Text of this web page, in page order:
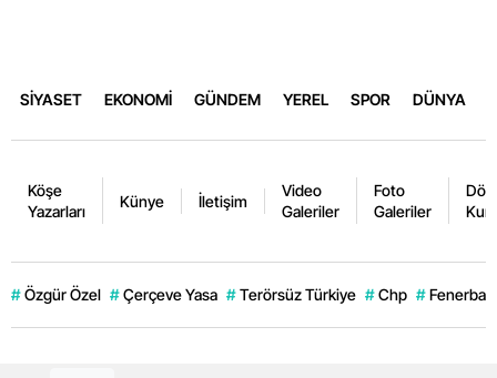
SİYASET EKONOMİ GÜNDEM YEREL SPOR DÜNYA
Köşe
Yazarları
Künye İletişim
Video
Galeriler
Foto
Galeriler
# Özgür Özel # Çerçeve Yasa # Terörsüz Türkiye # Chp #